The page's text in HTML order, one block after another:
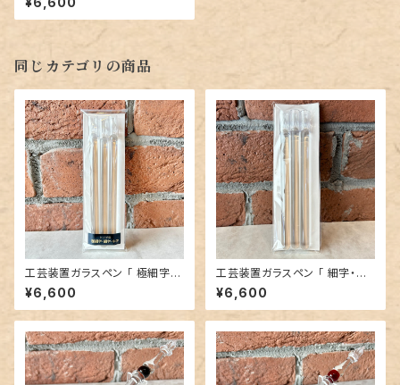
同じカテゴリの商品
工芸装置ガラスペン 「 極細字・
細字・中字 」 3本セット（※名入
れオプション付き）
¥6,600
工芸装置ガラスペン 「 細字・中
字・太字 」 3本セット（※名入れ
オプション付き）
¥6,600